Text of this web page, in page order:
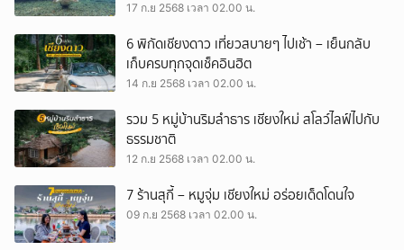
17 ก.ย 2568 เวลา 02.00 น.
6 พิกัดเชียงดาว เที่ยวสบายๆ ไปเช้า – เย็นกลับ
เก็บครบทุกจุดเช็คอินฮิต
14 ก.ย 2568 เวลา 02.00 น.
รวม 5 หมู่บ้านริมลำธาร เชียงใหม่ สโลว์ไลฟ์ไปกับ
ธรรมชาติ
12 ก.ย 2568 เวลา 02.00 น.
7 ร้านสุกี้ – หมูจุ่ม เชียงใหม่ อร่อยเด็ดโดนใจ
09 ก.ย 2568 เวลา 02.00 น.